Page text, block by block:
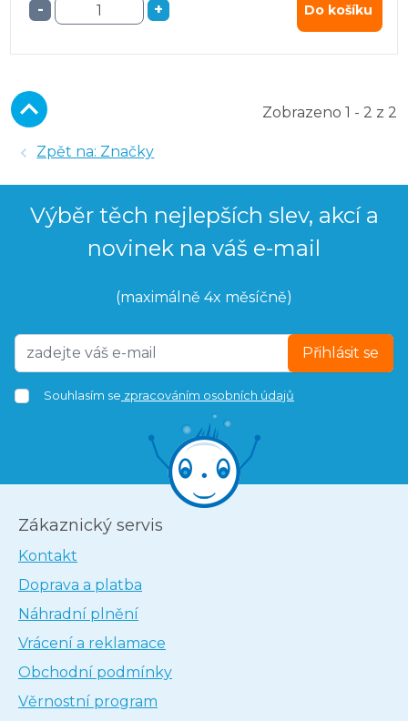
- + Do košíku
Zobrazeno 1 - 2 z 2
Zpět na: Značky
Výběr těch nejlepších slev, akcí a
novinek na váš e-mail
(maximálně 4x měsíčně)
Přihlásit se
Souhlasím se zpracováním osobních údajů
Zákaznický servis
Kontakt
Doprava a platba
Náhradní plnění
Vrácení a reklamace
Obchodní podmínky
Věrnostní program